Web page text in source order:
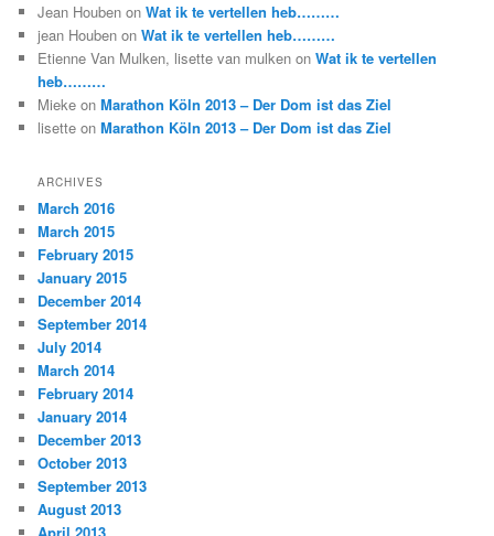
Jean Houben onWat ik te vertellen heb………
jean Houben onWat ik te vertellen heb………
Etienne Van Mulken, lisette van mulken onWat ik te vertellen
heb………
Mieke onMarathon Köln 2013 – Der Dom ist das Ziel
lisette onMarathon Köln 2013 – Der Dom ist das Ziel
ARCHIVES
March 2016
March 2015
February 2015
January 2015
December 2014
September 2014
July 2014
March 2014
February 2014
January 2014
December 2013
October 2013
September 2013
August 2013